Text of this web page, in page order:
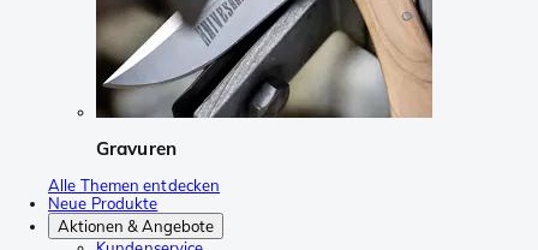
Gravuren
Alle Themen entdecken
Neue Produkte
Aktionen & Angebote